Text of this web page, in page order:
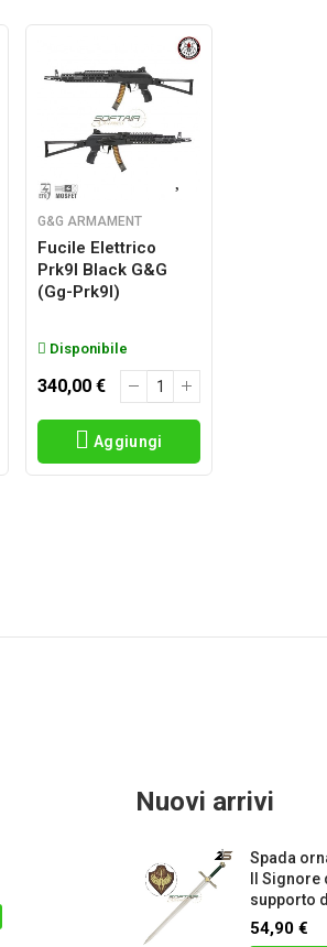
G&G ARMAMENT
Fucile Elettrico
Prk9l Black G&g
(gg-Prk9l)
Disponibile
340,00 €
Aggiungi
Nuovi arrivi
Spada
Il
supporto
54,90 €